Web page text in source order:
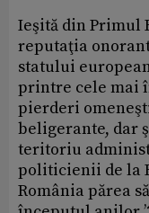
Ieşită din Primul
reputaţia
statului
printre cele mai
pierderi
beligerante, dar
teritoriu
politicienii de la
România părea